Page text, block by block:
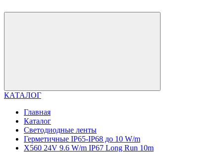
КАТАЛОГ
Главная
Каталог
Светодиодные ленты
Герметичные IP65-IP68 до 10 W/m
X560 24V 9.6 W/m IP67 Long Run 10m